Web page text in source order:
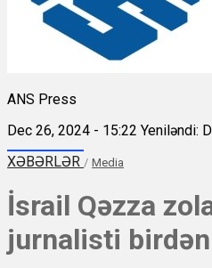
ANS Press
Dec 26, 2024 - 15:22 Yeniləndi:
XƏBƏRLƏR / Media
İsrail Qəzza
jurnalisti